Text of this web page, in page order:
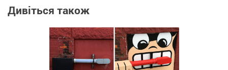
Дивіться також